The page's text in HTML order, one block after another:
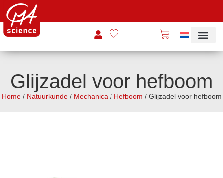
Glijzadel voor hefboom
Home/ Natuurkunde/ Mechanica / Hefboom / Glijzadel voor hefboom